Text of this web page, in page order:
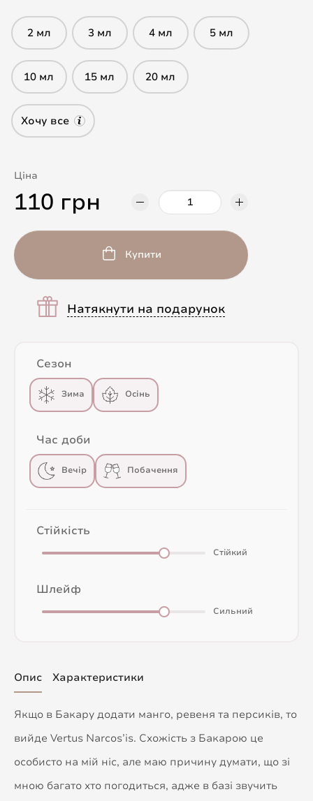
2 мл 3 мл 4 мл 5 мл
10 мл 15 мл 20 мл
Хочу все
Ціна
110 грн
Купити
Натякнути на подарунок
Сезон
Зима Осінь
Час доби
Вечір Побачення
Стійкість
Стійкий
Шлейф
Сильний
Опис Характеристики
Якщо в Бакару додати манго, ревеня та персиків, то
вийде Vertus Narcos’is. Схожість з Бакарою це
особисто на мій ніс, але маю причину думати, що зі
мною багато хто погодиться, адже в базі звучить